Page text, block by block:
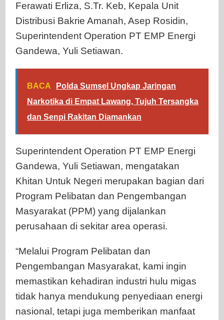
Ferawati Erliza, S.Tr. Keb, Kepala Unit
Distribusi Bakrie Amanah, Asep Rosidin,
Superintendent Operation PT EMP Energi
Gandewa, Yuli Setiawan.
BACA
Polda Sumsel Ungkap Jaringan
Narkotika di Empat Lawang, Tujuh Tersangka
dan Senpi Rakitan Diamankan
Superintendent Operation PT EMP Energi
Gandewa, Yuli Setiawan, mengatakan
Khitan Untuk Negeri merupakan bagian dari
Program Pelibatan dan Pengembangan
Masyarakat (PPM) yang dijalankan
perusahaan di sekitar area operasi.
“Melalui Program Pelibatan dan
Pengembangan Masyarakat, kami ingin
memastikan kehadiran industri hulu migas
tidak hanya mendukung penyediaan energi
nasional, tetapi juga memberikan manfaat